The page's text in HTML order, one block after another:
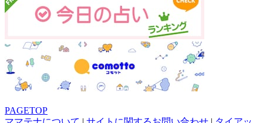
PAGETOP